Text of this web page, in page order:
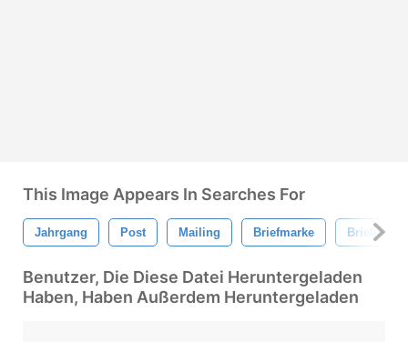
This Image Appears In Searches For
Jahrgang Post Mailing Briefmarke
Benutzer, Die Diese Datei Heruntergeladen
Haben, Haben Außerdem Heruntergeladen